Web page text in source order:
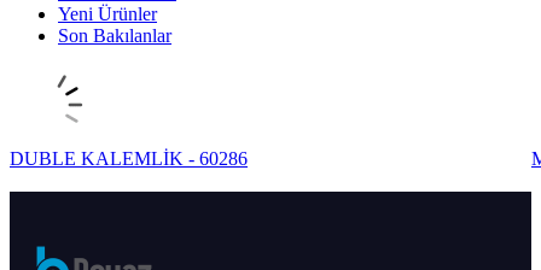
Yeni Ürünler
Son Bakılanlar
DUBLE KALEMLİK - 60286